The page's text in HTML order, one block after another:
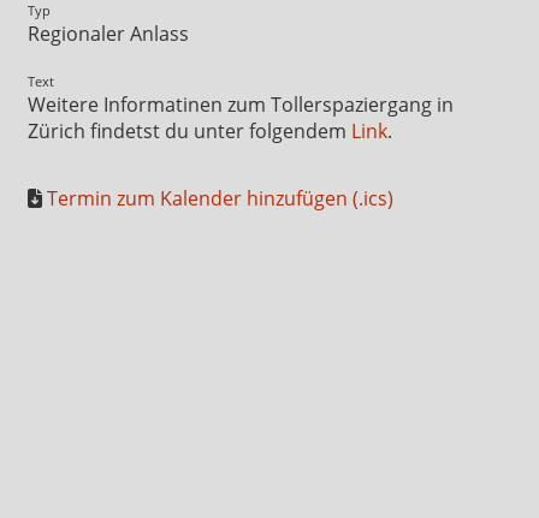
Typ
Regionaler Anlass
Text
Weitere Informatinen zum Tollerspaziergang in
Zürich findetst du unter folgendem Link.
Termin zum Kalender hinzufügen (.ics)